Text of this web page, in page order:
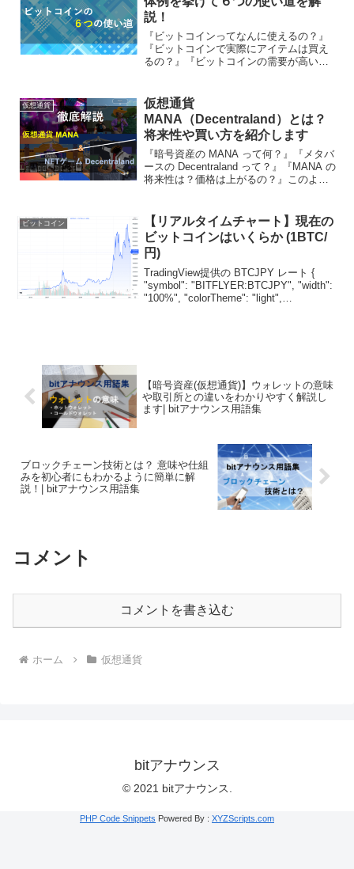
説！
『ビットコインってなんに使えるの？』
『ビットコインで実際にアイテムは買え
るの？』『ビットコインの需要が高い意
コインをはじめとする暗号資産が注目を
集めていますが実際にどの...
仮想通貨
仮想通貨
MANA（Decentraland）とは？
将来性や買い方を紹介します
『暗号資産の MANA って何？』『メタバ
ースの Decentraland って？』『MANA の
将来性は？価格は上がるの？』このよう
「Decentraland や MANA ...
ビットコイン
【リアルタイムチャート】現在の
ビットコインはいくらか (1BTC/
円)
TradingView提供の BTCJPY レート {
"symbol": "BITFLYER:BTCJPY", "width":
"100%", "colorTheme": "light",
【暗号資産(仮想通貨)】ウォレットの意味
や取引所との違いをわかりやすく解説し
ます| bitアナウンス用語集
ブロックチェーン技術とは？ 意味や仕組
みを初心者にもわかるように簡単に解
説！| bitアナウンス用語集
コメント
コメントを書き込む
ホーム 仮想通貨
bitアナウンス
© 2021 bitアナウンス.
PHP Code Snippets Powered By : XYZScripts.com